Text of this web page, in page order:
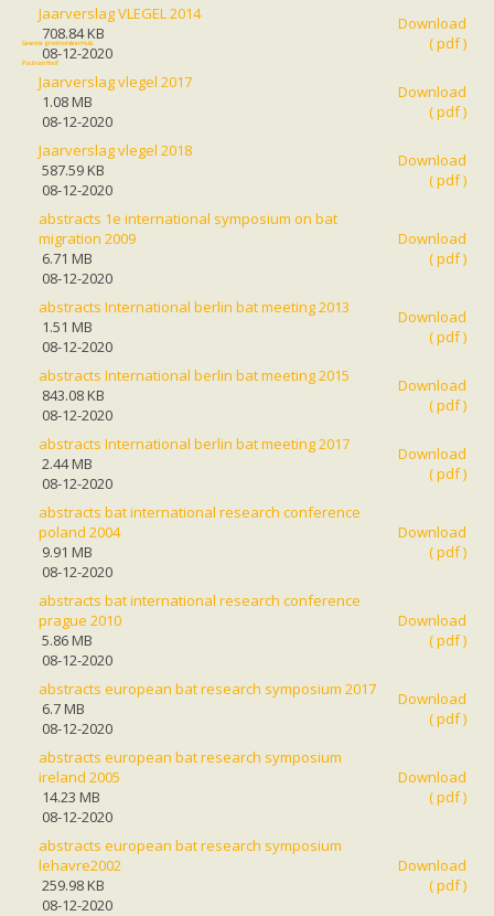
Bruine of gewone grootoorvleermuis
Gewone dwergvleermuis
Grijze grootoorvleermuis
Ingekorven vleermuis
Laatvlieger
Mopsvleermuis
Noordse vleermuis
Rosse vleermuis
Tweekleurige vleermuis
Vale vleermuis
Watervleermuis
Vleermuizen en eikenprocessierups
Kinderpagina
Spreekbeurt
Knutselen
Tekenen
Spelletjes
Weetjes
Meer weten
Links
Boeken en tijdschriften
geluiden van vleermuizen
Nieuwsberichten
Informatiefolders
Nederland
Meer dan vleermuizen
Vlendag presentaties
Overige publicaties
zoonose info (rabies, corona, etc)
rapporten
Overig
Forum
Naar het forum
Gewone grootoorvleermuis
Paul van Hoof
Jaarverslag VLEGEL 2014
708.84 KB
08-12-2020
Download
( pdf )
Jaarverslag vlegel 2017
1.08 MB
08-12-2020
Download
( pdf )
Jaarverslag vlegel 2018
587.59 KB
08-12-2020
Download
( pdf )
abstracts 1e international symposium on bat
migration 2009
6.71 MB
08-12-2020
Download
( pdf )
abstracts International berlin bat meeting 2013
1.51 MB
08-12-2020
Download
( pdf )
abstracts International berlin bat meeting 2015
843.08 KB
08-12-2020
Download
( pdf )
abstracts International berlin bat meeting 2017
2.44 MB
08-12-2020
Download
( pdf )
abstracts bat international research conference
poland 2004
9.91 MB
08-12-2020
Download
( pdf )
abstracts bat international research conference
prague 2010
5.86 MB
08-12-2020
Download
( pdf )
abstracts european bat research symposium 2017
6.7 MB
08-12-2020
Download
( pdf )
abstracts european bat research symposium
ireland 2005
14.23 MB
08-12-2020
Download
( pdf )
abstracts european bat research symposium
lehavre2002
259.98 KB
08-12-2020
Download
( pdf )